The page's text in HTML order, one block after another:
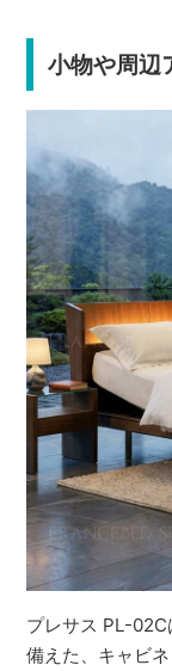
小物や周辺
プレサス PL-02C
備えた、キャビ